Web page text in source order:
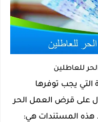
للعاطلين
يجب توفرها
على قرض العمل الحر
هذه المستندات هي: